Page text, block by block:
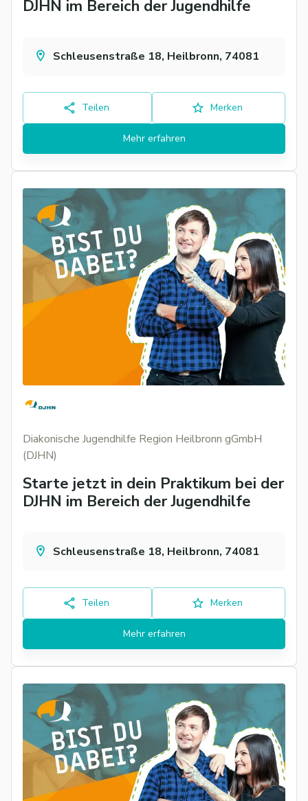
DJHN im Bereich der Jugendhilfe
Schleusenstraße 18, Heilbronn, 74081
Teilen Merken
Mehr erfahren
Diakonische Jugendhilfe Region Heilbronn gGmbH
(DJHN)
Starte jetzt in dein Praktikum bei der
DJHN im Bereich der Jugendhilfe
Schleusenstraße 18, Heilbronn, 74081
Teilen Merken
Mehr erfahren